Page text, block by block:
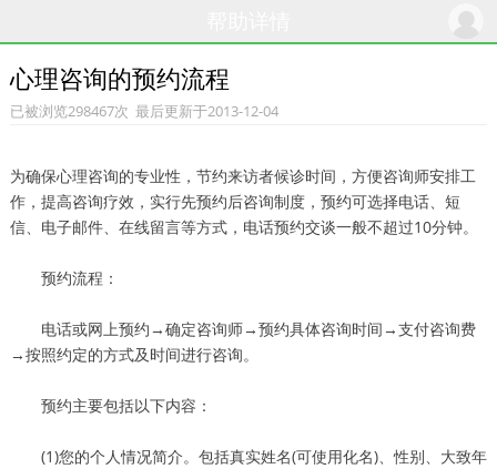
心理咨询的预约流程
已被浏览298467次 最后更新于2013-12-04
为确保心理咨询的专业性，节约来访者候诊时间，方便咨询师安排工
作，提高咨询疗效，实行先预约后咨询制度，预约可选择电话、短
信、电子邮件、在线留言等方式，电话预约交谈一般不超过10分钟。
预约流程：
电话或网上预约→确定咨询师→预约具体咨询时间→支付咨询费
→按照约定的方式及时间进行咨询。
预约主要包括以下内容：
(1)您的个人情况简介。包括真实姓名(可使用化名)、性别、大致年